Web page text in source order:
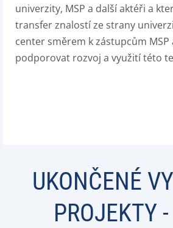
univerzity, MSP a další aktéři a
transfer znalostí ze strany
center směrem k zástupcům MSP
podporovat rozvoj a využití této
UKONČENÉ
PROJEKTY